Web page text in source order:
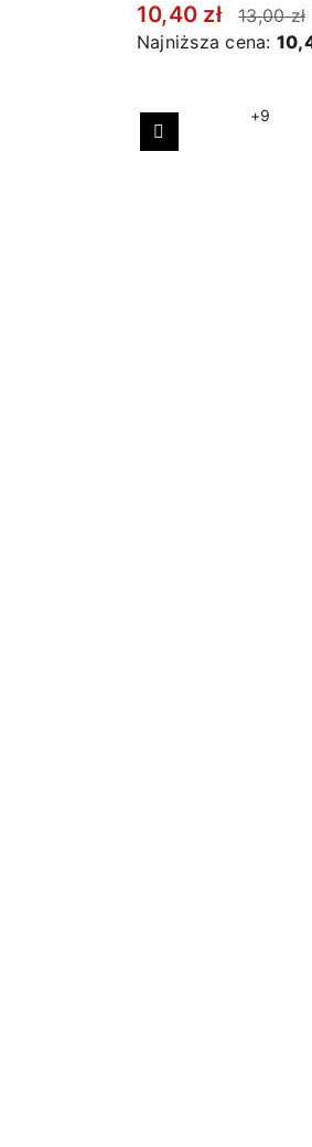
10,40 zł
13,00 zł
Najniższa cena:
+9
Poprzedni